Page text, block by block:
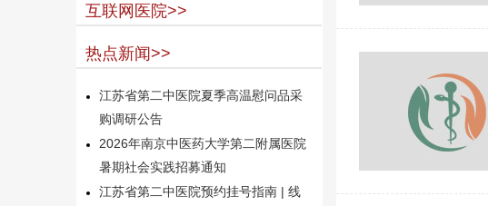
互联网医院>>
热点新闻>>
江苏省第二中医院夏季高温慰问品采
购调研公告
2026年南京中医药大学第二附属医院
暑期社会实践招募通知
江苏省第二中医院预约挂号指南 | 线